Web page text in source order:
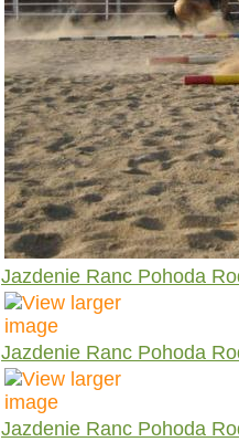
Jazdenie Ranc Pohoda
Jazdenie Ranc Pohoda
Jazdenie Ranc Pohoda